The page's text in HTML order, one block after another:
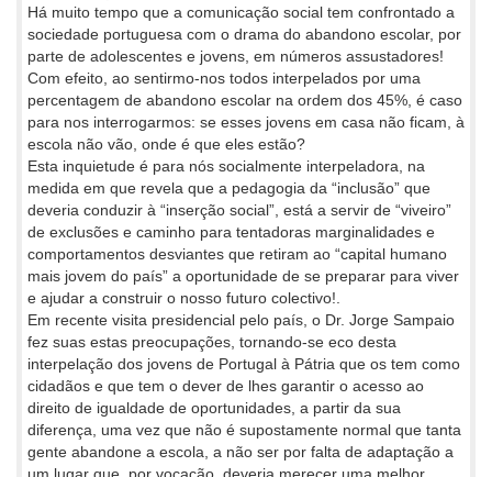
Há muito tempo que a comunicação social tem confrontado a
sociedade portuguesa com o drama do abandono escolar, por
parte de adolescentes e jovens, em números assustadores!
Com efeito, ao sentirmo-nos todos interpelados por uma
percentagem de abandono escolar na ordem dos 45%, é caso
para nos interrogarmos: se esses jovens em casa não ficam, à
escola não vão, onde é que eles estão?
Esta inquietude é para nós socialmente interpeladora, na
medida em que revela que a pedagogia da “inclusão” que
deveria conduzir à “inserção social”, está a servir de “viveiro”
de exclusões e caminho para tentadoras marginalidades e
comportamentos desviantes que retiram ao “capital humano
mais jovem do país” a oportunidade de se preparar para viver
e ajudar a construir o nosso futuro colectivo!.
Em recente visita presidencial pelo país, o Dr. Jorge Sampaio
fez suas estas preocupações, tornando-se eco desta
interpelação dos jovens de Portugal à Pátria que os tem como
cidadãos e que tem o dever de lhes garantir o acesso ao
direito de igualdade de oportunidades, a partir da sua
diferença, uma vez que não é supostamente normal que tanta
gente abandone a escola, a não ser por falta de adaptação a